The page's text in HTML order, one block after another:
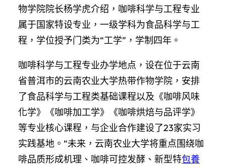
物学院院长杨学虎介绍，咖啡科学与工程专业
属于国家特设专业，一级学科为食品科学与工
程，学位授予门类为“工学”，学制四年。
咖啡科学与工程专业办学地点，设在位于云南
省普洱市的云南农业大学热带作物学院，安排
了食品科学与工程类基础课程以及《咖啡风味
化学》《咖啡加工学》《咖啡烘焙与品评学》
等专业核心课程，与企业合作建设了23家实习
实践基地。“未来，云南农业大学将重点围绕咖
啡品质形成机理、咖啡可控发酵、新型特包養